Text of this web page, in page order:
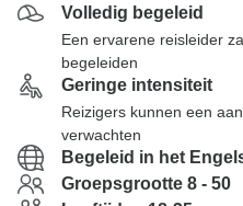
Volledig begeleid
Een ervarene reisleider
begeleiden
Geringe intensiteit
Reizigers kunnen een
verwachten
Begeleid in het
Groepsgrootte 8 - 50